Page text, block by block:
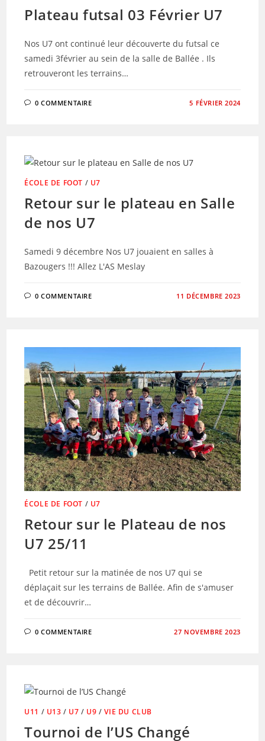
Plateau futsal 03 Février U7
Nos U7 ont continué leur découverte du futsal ce
samedi 3février au sein de la salle de Ballée . Ils
retrouveront les terrains…
0 COMMENTAIRE 5 FÉVRIER 2024
ÉCOLE DE FOOT / U7
Retour sur le plateau en Salle
de nos U7
Samedi 9 décembre Nos U7 jouaient en salles à
Bazougers !!! Allez L'AS Meslay
0 COMMENTAIRE 11 DÉCEMBRE 2023
ÉCOLE DE FOOT / U7
Retour sur le Plateau de nos
U7 25/11
Petit retour sur la matinée de nos U7 qui se
déplaçait sur les terrains de Ballée. Afin de s'amuser
et de découvrir…
0 COMMENTAIRE 27 NOVEMBRE 2023
U11 / U13 / U7 / U9 /VIE DU CLUB
Tournoi de l’US Changé